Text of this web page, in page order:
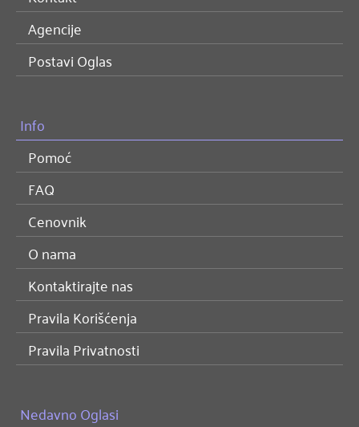
Agencije
Postavi Oglas
Info
Pomoć
FAQ
Cenovnik
O nama
Kontaktirajte nas
Pravila Korišćenja
Pravila Privatnosti
Nedavno Oglasi